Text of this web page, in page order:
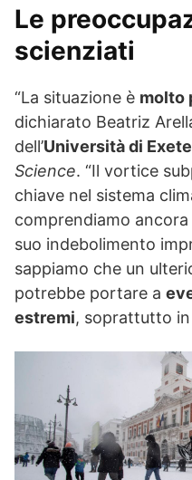
Le
scienziati
“La situazione è molto
dichiarato Beatriz
dell’Università di
Science. “Il vortice
chiave nel sistema
comprendiamo
suo indebolimento
sappiamo che un
potrebbe portare a
estremi, soprattutto in